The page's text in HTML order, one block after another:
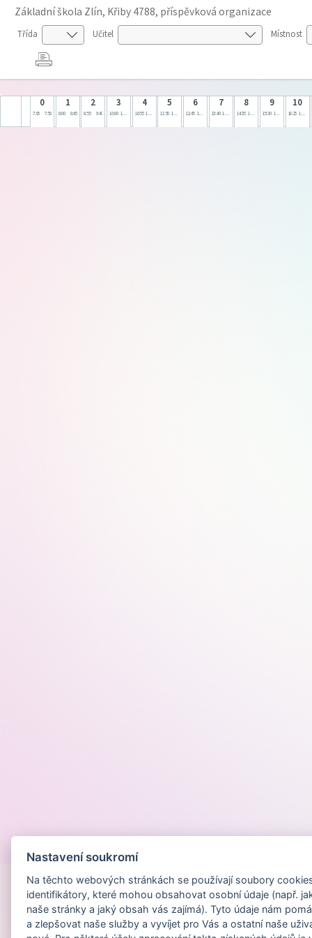
Základní škola Zlín, Křiby 4788, příspěvková organizace
Třída Učitel Místnost
0
7:05 7:50
1
8:00 8:45
2
8:55 9:40
3
10:00 10:45
4
10:55 11:40
5
11:50 12:35
6
12:45 13:30
7
13:40 14:25
8
14:35 15:20
9
15:30 16:15
10
16:25 17:10
Nastavení soukromí
Na těchto webových stránkách se používají soubory
identifikátory, které mohou obsahovat osobní údaje (např.
naše stránky a jaký obsah vás zajímá). Tyto údaje nám
a zlepšovat naše služby a vyvíjet pro Vás a ostatní naše